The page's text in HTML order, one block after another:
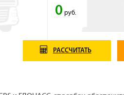
0 руб.
РАССЧИТАТЬ